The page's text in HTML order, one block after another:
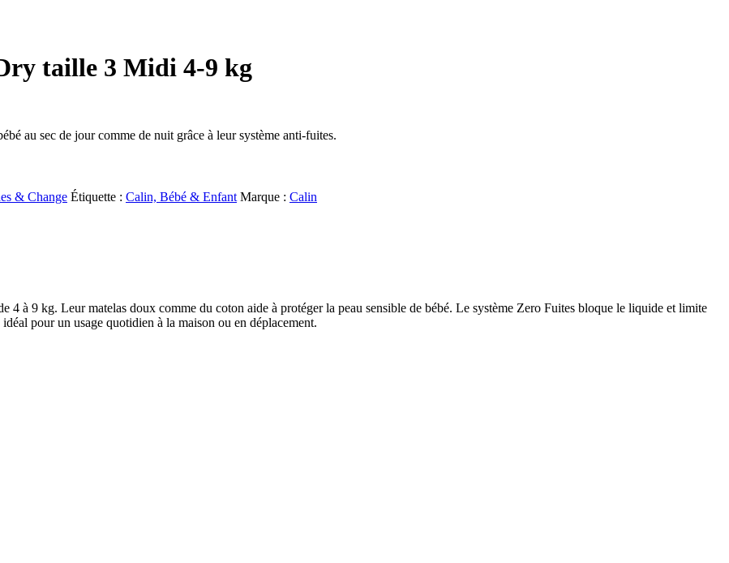
taille 3 Midi 4-9 kg
au sec de jour comme de nuit grâce à leur système anti-fuites.
& Change Étiquette : Calin, Bébé & Enfant Marque : Calin
à 9 kg. Leur matelas doux comme du coton aide à protéger la peau sensible de bébé. Le système Zero Fuites bloque le liquide et limite
pour un usage quotidien à la maison ou en déplacement.